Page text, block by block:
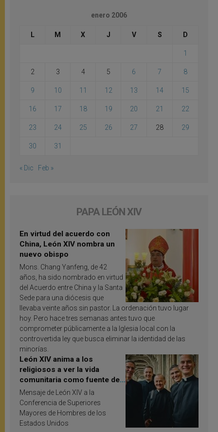
enero 2006
L M X J V S D
1
2 3 4 5 6 7 8
9 10 11 12 13 14 15
16 17 18 19 20 21 22
23 24 25 26 27 28 29
30 31
« Dic Feb »
PAPA LEÓN XIV
En virtud del acuerdo con
China, León XIV nombra un
nuevo obispo
Mons. Chang Yanfeng, de 42
años, ha sido nombrado en virtud
del Acuerdo entre China y la Santa
Sede para una diócesis que
llevaba veinte años sin pastor. La ordenación tuvo lugar
hoy. Pero hace tres semanas antes tuvo que
comprometer públicamente a la Iglesia local con la
controvertida ley que busca eliminar la identidad de las
minorías.
León XIV anima a los
religiosos a ver la vida
comunitaria como fuente de
inspiración y santificación
Mensaje de León XIV a la
Conferencia de Superiores
Mayores de Hombres de los
Estados Unidos